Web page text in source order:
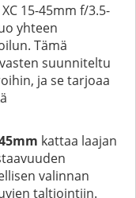
15-45mm f/3.5-
yhteen
Tämä
suunniteltu
ja se tarjoaa
kattaa laajan
valinnan
taltiointiin.